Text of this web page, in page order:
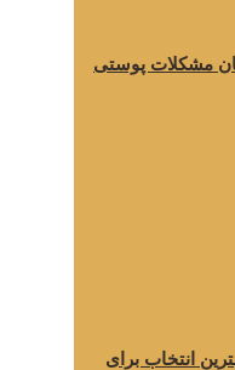
مشکلات پوستی
انتخاب برای